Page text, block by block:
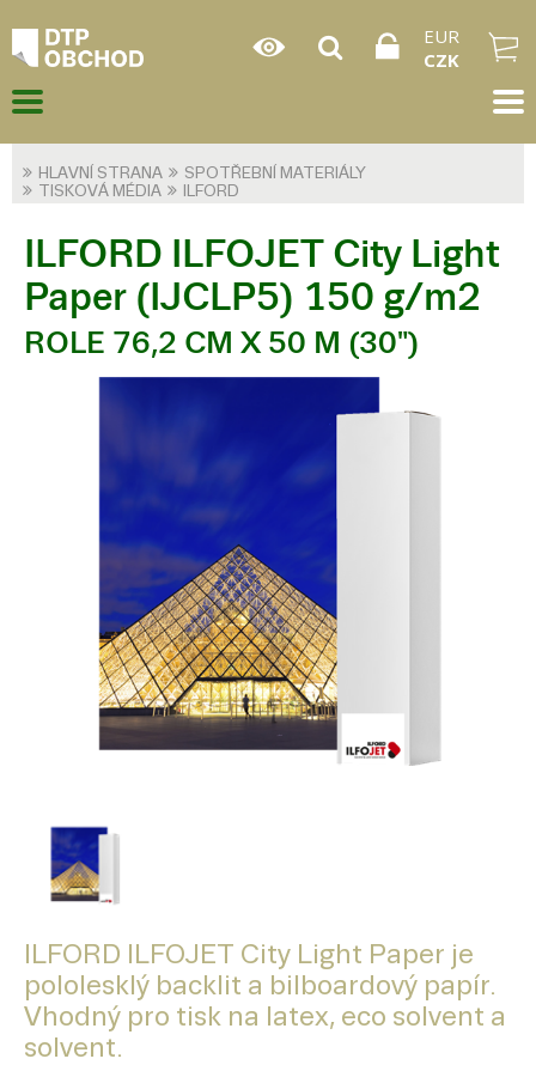
EUR
CZK
HLAVNÍ STRANA
SPOTŘEBNÍ MATERIÁLY
TISKOVÁ MÉDIA
ILFORD
ILFORD ILFOJET City Light
Paper (IJCLP5) 150 g/m2
ROLE 76,2 CM X 50 M (30")
ILFORD ILFOJET City Light Paper je
pololesklý backlit a bilboardový papír.
Vhodný pro tisk na latex, eco solvent a
solvent.